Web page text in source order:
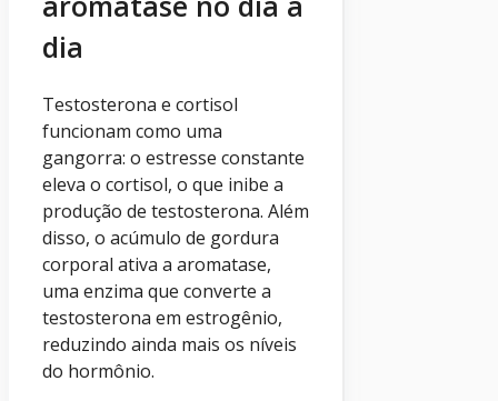
dia
Testosterona e cortisol
funcionam como uma
gangorra: o estresse constante
eleva o cortisol, o que inibe a
produção de testosterona. Além
disso, o acúmulo de gordura
corporal ativa a aromatase,
uma enzima que converte a
testosterona em estrogênio,
reduzindo ainda mais os níveis
do hormônio.